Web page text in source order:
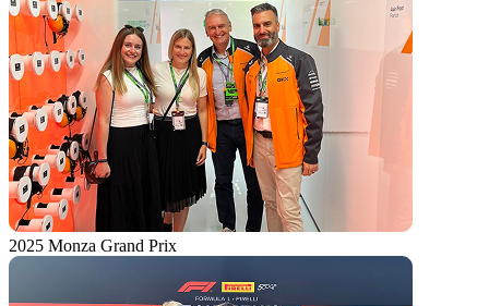
2025 Monza Grand Prix